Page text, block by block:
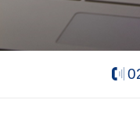
e-대학원요람